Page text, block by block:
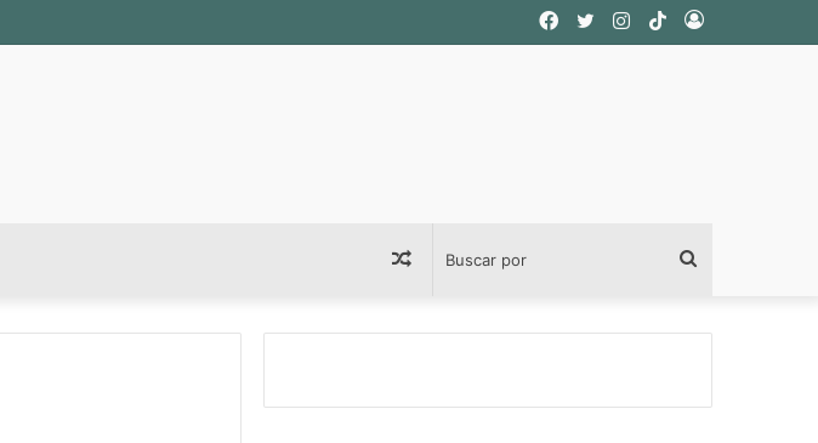
Acceso
TikTok
Instagram
Twitter
Facebook
por
Publicación
al
azar